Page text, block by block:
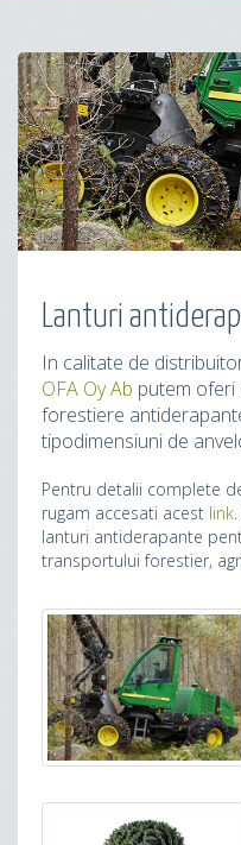
Lanturi
In calitate de
OFA Oy Ab putem oferi
forestiere
tipodimensiuni de
Pentru detalii complete
rugam accesati acest link
lanturi antiderapante
transportului forestier,